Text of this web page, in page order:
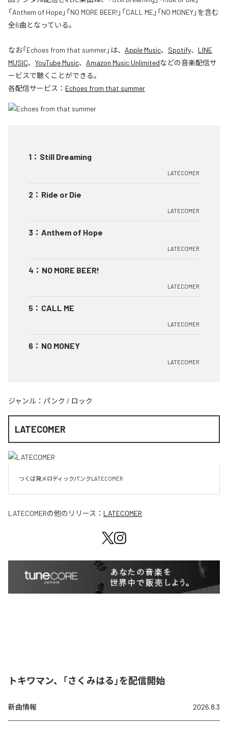
「Anthem of Hope」「NO MORE BEER!」「CALL ME」「NO MONEY」を含む
全6曲となっている。
なお「Echoes from that summer」は、 Apple Music、 Spotify、 LINE
MUSIC、 YouTube Music、 Amazon Music Unlimitedなどの音楽配信サ
ービスで聴くことができる。
各配信サービス： Echoes from that summer
1 ： Still Dreaming
LATECOMER
2 ： Ride or Die
LATECOMER
3 ： Anthem of Hope
LATECOMER
4 ： NO MORE BEER!
LATECOMER
5 ： CALL ME
LATECOMER
6 ： NO MONEY
LATECOMER
ジャンル： パンク / ロック
LATECOMER
LATECOMERの他のリリース： LATECOMER
トキワマン、「さくみはる」を配信開始
新曲情報 2026.8.3